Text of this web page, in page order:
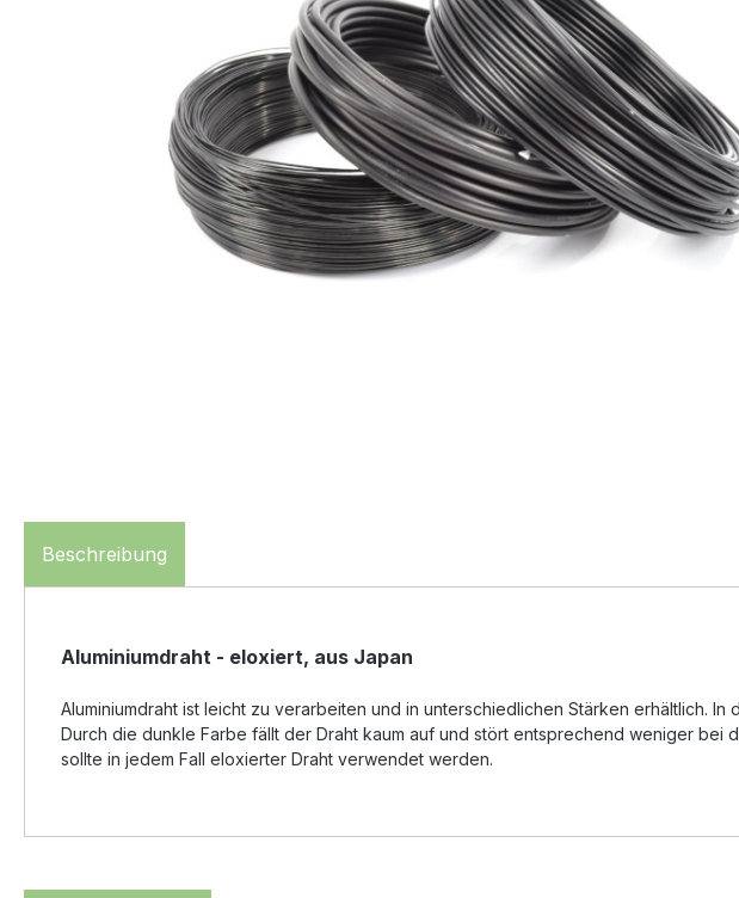
Beschreibung
Aluminiumdraht - eloxiert, aus Japan
Aluminiumdraht ist leicht zu verarbeiten und in unterschiedlichen Stärken erhältlich.
Durch die dunkle Farbe fällt der Draht kaum auf und stört entsprechend weniger bei
sollte in jedem Fall eloxierter Draht verwendet werden.